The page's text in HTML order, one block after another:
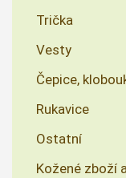
Trička
Vesty
Čepice,
Rukavice
Ostatní
Kožené zboží